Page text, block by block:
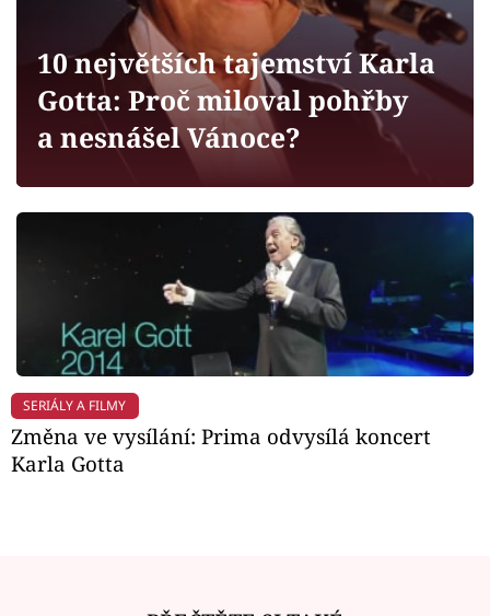
Sledujte prima+
Filmový festival Karlovy Vary
Mámy sobě
Přihlášení
Sledujte nás
10 největších tajemství Karla
Gotta: Proč miloval pohřby
a nesnášel Vánoce?
SERIÁLY A FILMY
Změna ve vysílání: Prima odvysílá koncert
Karla Gotta